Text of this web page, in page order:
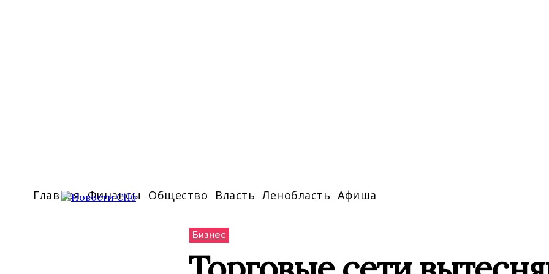
Главная Финансы Общество Власть Ленобласть Афиша
Бизнес